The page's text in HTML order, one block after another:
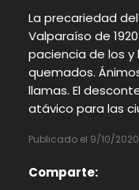
La precariedad
Valparaíso de
paciencia de los y
quemados.
llamas. El
atávico para las
Publicado el 9/10/
Comparte: